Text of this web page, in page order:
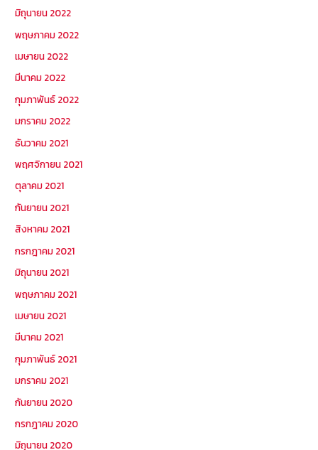
มิถุนายน 2022
พฤษภาคม 2022
เมษายน 2022
มีนาคม 2022
กุมภาพันธ์ 2022
มกราคม 2022
ธันวาคม 2021
พฤศจิกายน 2021
ตุลาคม 2021
กันยายน 2021
สิงหาคม 2021
กรกฎาคม 2021
มิถุนายน 2021
พฤษภาคม 2021
เมษายน 2021
มีนาคม 2021
กุมภาพันธ์ 2021
มกราคม 2021
กันยายน 2020
กรกฎาคม 2020
มิถุนายน 2020